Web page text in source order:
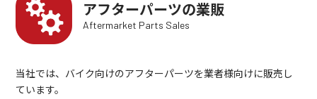
アフターパーツの業販
Aftermarket Parts Sales
当社では、バイク向けのアフターパーツを業者様向けに販売し
ています。